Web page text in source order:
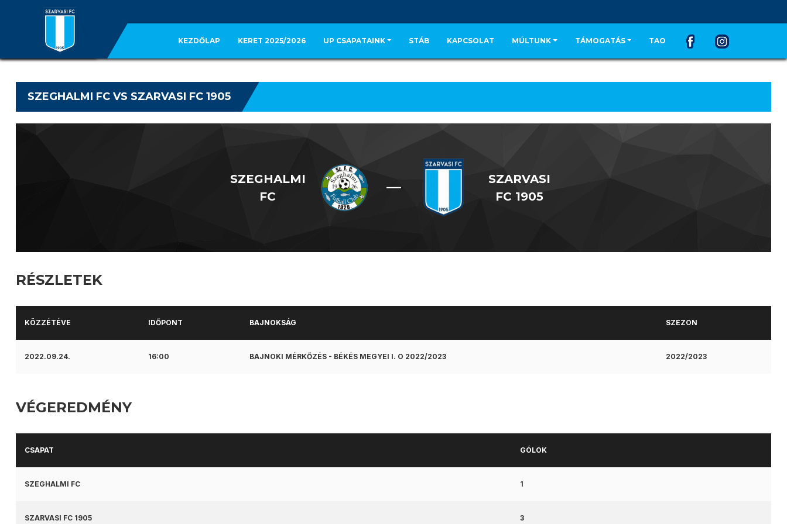
KEZDŐLAP KERET 2025/2026 UP CSAPATAINK STÁB KAPCSOLAT MÚLTUNK TÁMOGATÁS TAO
SZEGHALMI FC VS SZARVASI FC 1905
SZEGHALMI
FC
—
SZARVASI
FC 1905
RÉSZLETEK
KÖZZÉTÉVE IDŐPONT BAJNOKSÁG SZEZON
2022.09.24. 16:00 BAJNOKI MÉRKŐZÉS - BÉKÉS MEGYEI I. O 2022/2023 2022/2023
VÉGEREDMÉNY
CSAPAT GÓLOK
SZEGHALMI FC 1
SZARVASI FC 1905 3